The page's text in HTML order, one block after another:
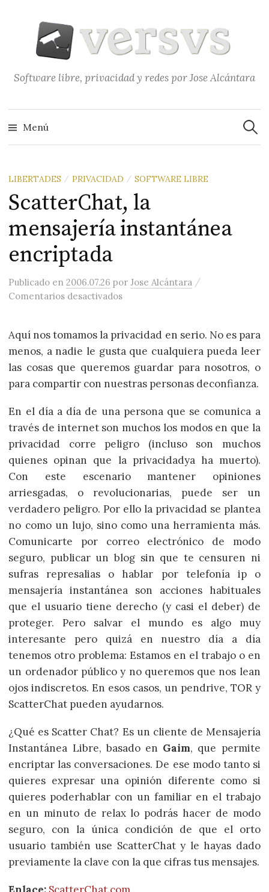
contenido
Software libre, privacidad y redes por Jose Alcántara
Menú
LIBERTADES / PRIVACIDAD / SOFTWARE LIBRE
ScatterChat, la
mensajería instantánea
encriptada
Publicado en2006.07.26 porJose Alcántara /
Comentarios desactivadosen ScatterChat, la mensajería
Aquí nos tomamos la privacidad en serio. No es para
menos, a nadie le gusta que cualquiera pueda leer
las cosas que queremos guardar para nosotros, o
para compartir con nuestras personas deconfianza.
En el día a día de una persona que se comunica a
través de internet son muchos los modos en que la
privacidad corre peligro (incluso son muchos
quienes opinan que la privacidadya ha muerto).
Con este escenario mantener opiniones
arriesgadas, o revolucionarias, puede ser un
verdadero peligro. Por ello la privacidad se plantea
no como un lujo, sino como una herramienta más.
Comunicarte por correo electrónico de modo
seguro, publicar un blog sin que te censuren ni
sufras represalias o hablar por telefonía ip o
mensajería instantánea son acciones habituales
que el usuario tiene derecho (y casi el deber) de
proteger. Pero salvar el mundo es algo muy
interesante pero quizá en nuestro día a día
tenemos otro problema: Estamos en el trabajo o en
un ordenador público y no queremos que nos lean
ojos indiscretos. En esos casos, un pendrive, TOR y
ScatterChat pueden ayudarnos.
¿Qué es Scatter Chat? Es un cliente de Mensajería
Instantánea Libre, basado en Gaim, que permite
encriptar las conversaciones. De ese modo tanto si
quieres expresar una opinión diferente como si
quieres poderhablar con un familiar en el trabajo
en un minuto de relax lo podrás hacer de modo
seguro, con la única condición de que el orto
usuario también use ScatterChat y le hayas dado
previamente la clave con la que cifras tus mensajes.